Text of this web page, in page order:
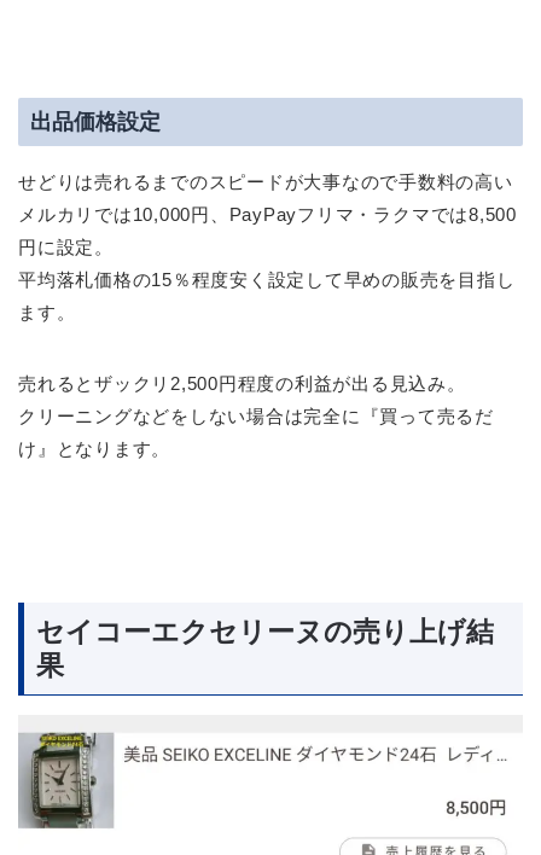
出品価格設定
せどりは売れるまでのスピードが大事なので手数料の高い
メルカリでは10,000円、PayPayフリマ・ラクマでは8,500
円に設定。
平均落札価格の15％程度安く設定して早めの販売を目指し
ます。
売れるとザックリ2,500円程度の利益が出る見込み。
クリーニングなどをしない場合は完全に『買って売るだ
け』となります。
セイコーエクセリーヌの売り上げ結
果